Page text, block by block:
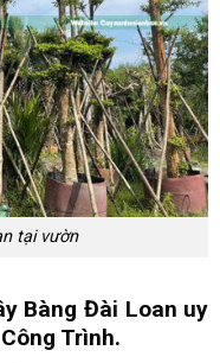
tại vườn
Bàng Đài Loan uy
Trình.